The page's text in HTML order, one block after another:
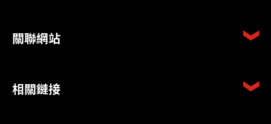
關聯網站
相關鏈接